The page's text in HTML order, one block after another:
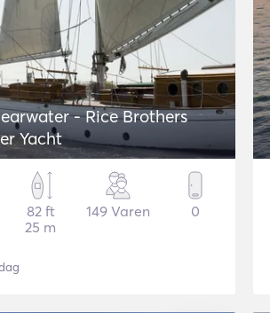
- Rice Brothers
Yacht
82 ft
25 m
149 Varen 0